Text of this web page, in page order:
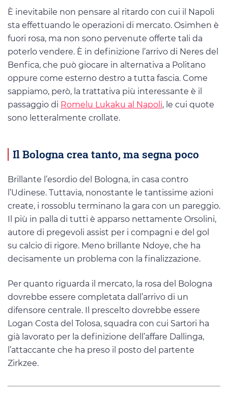
È inevitabile non pensare al ritardo con cui il Napoli
sta effettuando le operazioni di mercato. Osimhen è
fuori rosa, ma non sono pervenute offerte tali da
poterlo vendere. È in definizione l’arrivo di Neres del
Benfica, che può giocare in alternativa a Politano
oppure come esterno destro a tutta fascia. Come
sappiamo, però, la trattativa più interessante è il
passaggio di Romelu Lukaku al Napoli, le cui quote
sono letteralmente crollate.
Il Bologna crea tanto, ma segna poco
Brillante l’esordio del Bologna, in casa contro
l’Udinese. Tuttavia, nonostante le tantissime azioni
create, i rossoblu terminano la gara con un pareggio.
Il più in palla di tutti è apparso nettamente Orsolini,
autore di pregevoli assist per i compagni e del gol
su calcio di rigore. Meno brillante Ndoye, che ha
decisamente un problema con la finalizzazione.
Per quanto riguarda il mercato, la rosa del Bologna
dovrebbe essere completata dall’arrivo di un
difensore centrale. Il prescelto dovrebbe essere
Logan Costa del Tolosa, squadra con cui Sartori ha
già lavorato per la definizione dell’affare Dallinga,
l’attaccante che ha preso il posto del partente
Zirkzee.